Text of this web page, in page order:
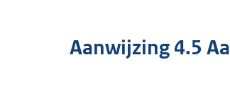
Aanwijzing 4.5